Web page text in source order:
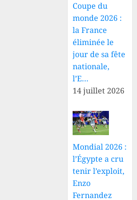
Coupe du
monde 2026 :
la France
éliminée le
jour de sa fête
nationale,
l’E…
14 juillet 2026
Mondial 2026 :
l’Égypte a cru
tenir l’exploit,
Enzo
Fernandez